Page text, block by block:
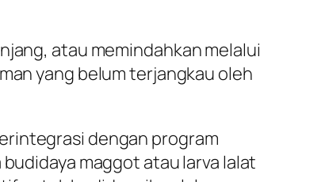
atau memindahkan melalui
yang belum terjangkau oleh
dengan program
maggot atau larva lalat